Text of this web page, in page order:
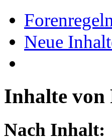
Neue
Inhalte von
Nach Inhalt: